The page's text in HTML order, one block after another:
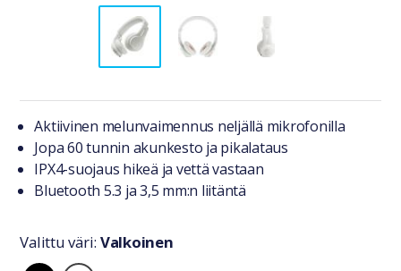
Tuotteesta lyhyesti
Aktiivinen melunvaimennus neljällä mikrofonilla
Jopa 60 tunnin akunkesto ja pikalataus
IPX4-suojaus hikeä ja vettä vastaan
Bluetooth 5.3 ja 3,5 mm:n liitäntä
Valitse väri
Valittu väri: Valkoinen